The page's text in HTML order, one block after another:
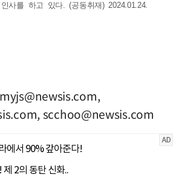
사를 하고 있다. (공동취재) 2024.01.24.
myjs@newsis.com,
,scchoo@newsis.com